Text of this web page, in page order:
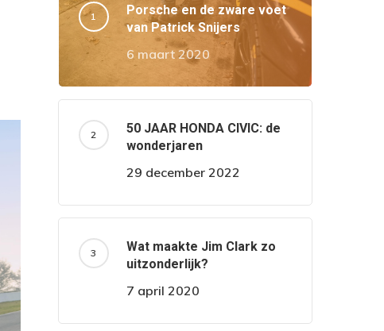
Porsche en de zware voet
van Patrick Snijers
6 maart 2020
50 JAAR HONDA CIVIC: de
wonderjaren
29 december 2022
Wat maakte Jim Clark zo
uitzonderlijk?
7 april 2020